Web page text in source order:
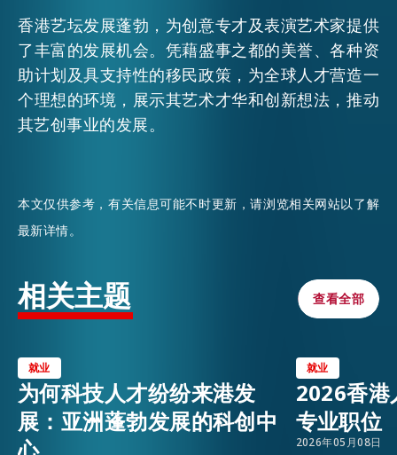
香港艺坛发展蓬勃，为创意专才及表演艺术家提供
了丰富的发展机会。凭藉盛事之都的美誉、各种资
助计划及具支持性的移民政策，为全球人才营造一
个理想的环境，展示其艺术才华和创新想法，推动
其艺创事业的发展。
本文仅供参考，有关信息可能不时更新，请浏览相关网站以了解
最新详情。
相关主题 查看全部
查看全部
就业
为何科技人才纷纷来港发
展：亚洲蓬勃发展的科创中
就业
2026香港
专业职位
2026年05月08日